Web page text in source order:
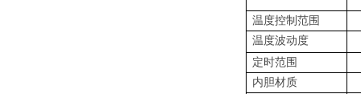
温度控制范围
温度波动度
定时范围
内胆材质